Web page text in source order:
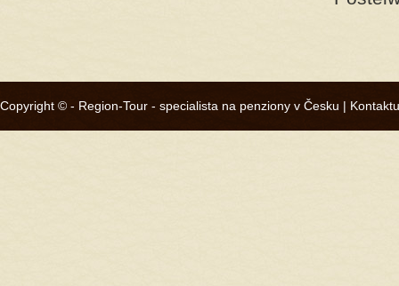
Copyright © - Region-Tour - specialista na penziony v Česku |